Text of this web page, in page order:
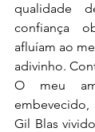
qualidade
confiança
afluíam ao
adivinho.
O meu
Gil Blas